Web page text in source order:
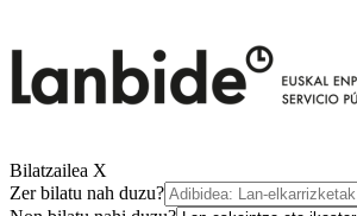
Bilatzailea X
Zer bilatu nah duzu?